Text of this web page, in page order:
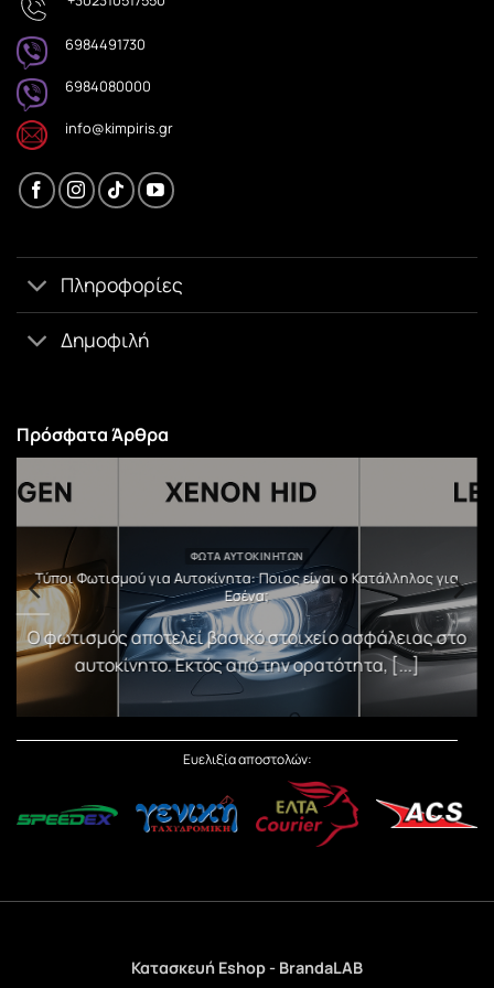
6984491730
6984080000
info@kimpiris.gr
Πληροφορίες
Δημοφιλή
Πρόσφατα Άρθρα
ΦΏΤΑ ΑΥΤΟΚΙΝΉΤΩΝ
Τύποι Φωτισμού για Αυτοκίνητα: Ποιος είναι ο Κατάλληλος για
Εσένα;
Ο φωτισμός αποτελεί βασικό στοιχείο ασφάλειας στο
αυτοκίνητο. Εκτός από την ορατότητα, [...]
Ευελιξία αποστολών:
Κατασκευή Eshop - BrandaLAB